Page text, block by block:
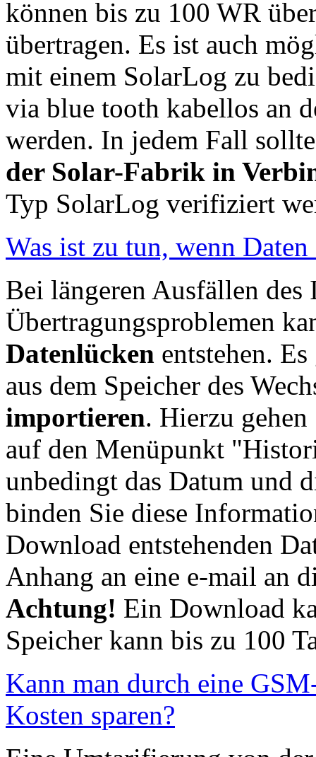
können bis zu 100 WR
übertragen. Es ist auch
mit einem SolarLog zu
via blue tooth kabellos an
werden. In jedem Fall
der Solar-Fabrik in
Typ SolarLog verifiziert
Was ist zu tun, wenn Daten
Bei längeren Ausfällen des
Übertragungsproblemen
Datenlücken entstehen.
aus dem Speicher des
importieren. Hierzu
auf den Menüpunkt
unbedingt das Datum und
binden Sie diese
Download entstehenden
Anhang an eine e-mail an
Achtung! Ein Download
Speicher kann bis zu 100
Kann man durch eine
Kosten sparen?